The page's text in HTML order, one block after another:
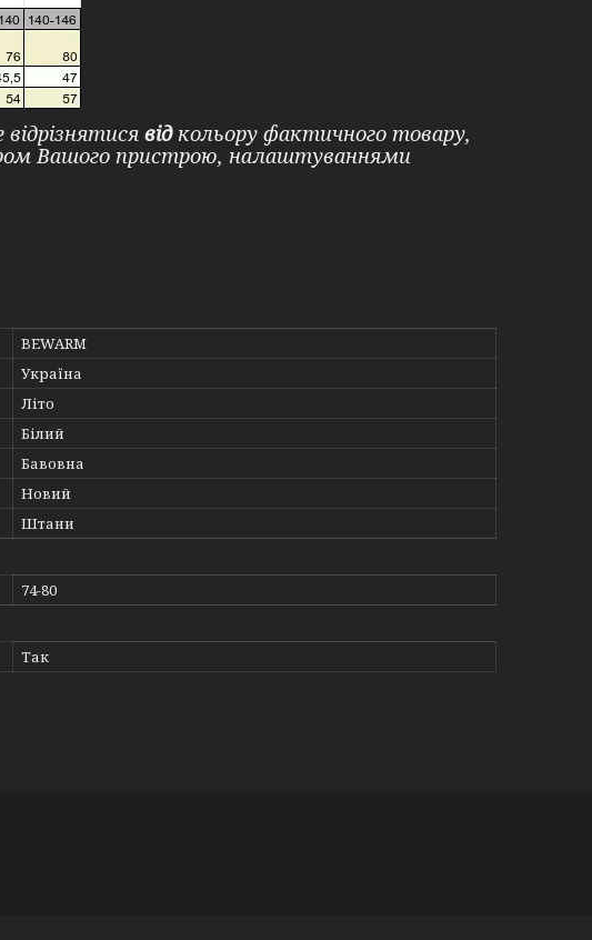
відкольору фактичного товару,
Вашого пристрою, налаштуваннями
BEWARM
Україна
Літо
Білий
Бавовна
Новий
Штани
74-80
Так